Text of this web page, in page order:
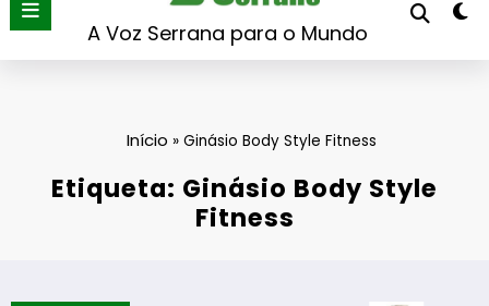
A Voz Serrana para o Mundo
Início »Ginásio Body Style Fitness
Etiqueta: Ginásio Body Style
Fitness